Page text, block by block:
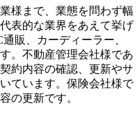
様まで、業態を問わず幅
表的な業界をあえて挙げ
販、カーディーラー、
。不動産管理会社様であ
約内容の確認、更新やサ
ています。保険会社様で
の更新です。